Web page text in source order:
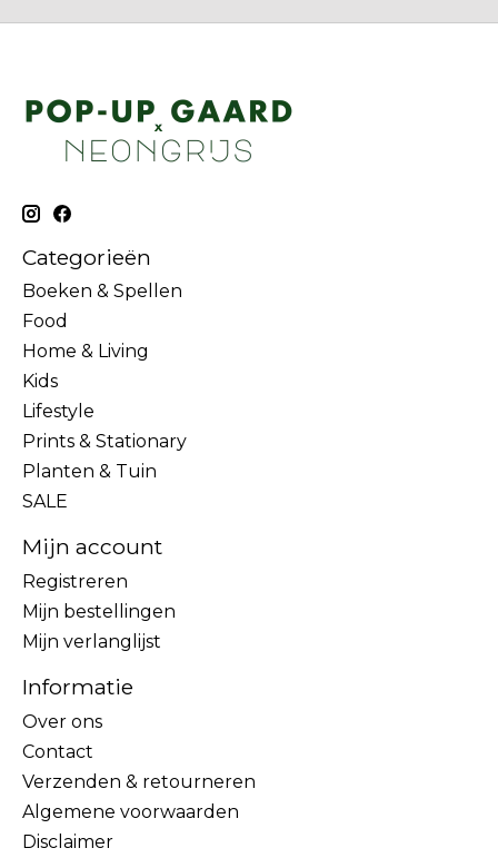
Categorieën
Boeken & Spellen
Food
Home & Living
Kids
Lifestyle
Prints & Stationary
Planten & Tuin
SALE
Mijn account
Registreren
Mijn bestellingen
Mijn verlanglijst
Informatie
Over ons
Contact
Verzenden & retourneren
Algemene voorwaarden
Disclaimer